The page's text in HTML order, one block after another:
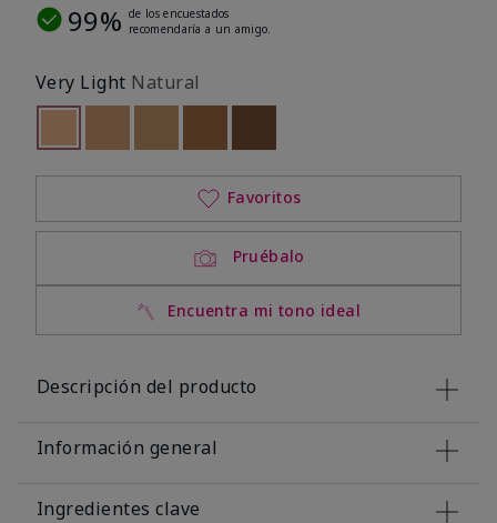
99% de los encuestados
recomendaría a un amigo.
Very Light Natural
seleccionado
Out of stock
Pruébalo
Encuentra mi tono ideal
Favoritos
Descripción del producto
Información general
Ingredientes clave